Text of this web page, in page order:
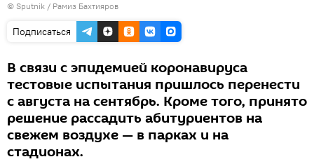
© Sputnik / Рамиз Бахтияров
Подписаться
В связи с эпидемией коронавируса
тестовые испытания пришлось перенести
с августа на сентябрь. Кроме того, принято
решение рассадить абитуриентов на
свежем воздухе — в парках и на
стадионах.